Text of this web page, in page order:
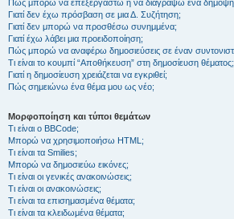
Πώς μπορώ να επεξεργαστώ ή να διαγράψω ένα
Γιατί δεν έχω πρόσβαση σε μια Δ. Συζήτηση;
Γιατί δεν μπορώ να προσθέσω συνημμένα;
Γιατί έχω λάβει μια προειδοποίηση;
Πώς μπορώ να αναφέρω δημοσιεύσεις σε έναν
Τι είναι το κουμπί “Αποθήκευση” στη δημοσίευση θέματος;
Γιατί η δημοσίευση χρειάζεται να εγκριθεί;
Πώς σημειώνω ένα θέμα μου ως νέο;
Μορφοποίηση και τύποι θεμάτων
Τι είναι ο BBCode;
Μπορώ να χρησιμοποιήσω HTML;
Τι είναι τα Smilies;
Μπορώ να δημοσιεύω εικόνες;
Τι είναι οι γενικές ανακοινώσεις;
Τι είναι οι ανακοινώσεις;
Τι είναι τα επισημασμένα θέματα;
Τι είναι τα κλειδωμένα θέματα;